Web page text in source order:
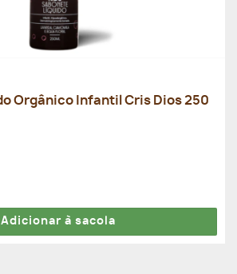
Orgânico Infantil Cris Dios 250
Adicionar à sacola